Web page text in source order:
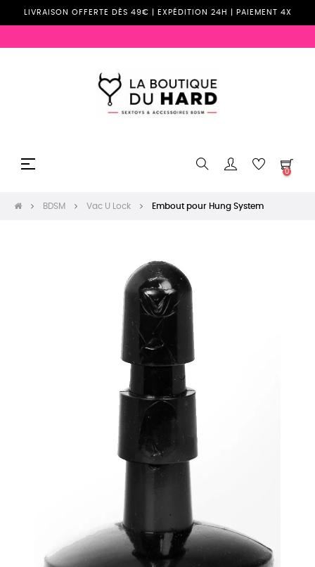
LIVRAISON OFFERTE DÈS 49€ | EXPÉDITION 24H | PAIEMENT 4X
Basculer
☰
0
BDSM Vac U Lock Embout pour Hung System